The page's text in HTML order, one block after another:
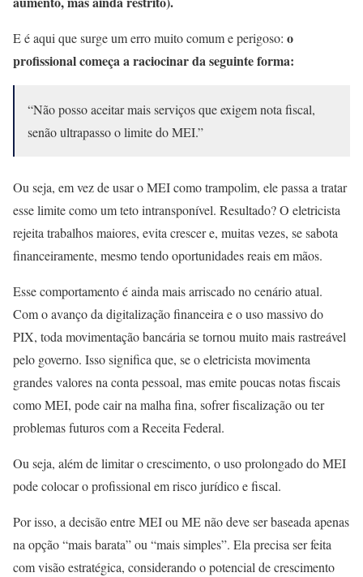
E é aqui que surge um erro muito comum e perigoso: o
profissional começa a raciocinar da seguinte forma:
“Não posso aceitar mais serviços que exigem nota fiscal,
senão ultrapasso o limite do MEI.”
Ou seja, em vez de usar o MEI como trampolim, ele passa a tratar
esse limite como um teto intransponível. Resultado? O eletricista
rejeita trabalhos maiores, evita crescer e, muitas vezes, se sabota
financeiramente, mesmo tendo oportunidades reais em mãos.
Esse comportamento é ainda mais arriscado no cenário atual.
Com o avanço da digitalização financeira e o uso massivo do
PIX, toda movimentação bancária se tornou muito mais rastreável
pelo governo. Isso significa que, se o eletricista movimenta
grandes valores na conta pessoal, mas emite poucas notas fiscais
como MEI, pode cair na malha fina, sofrer fiscalização ou ter
problemas futuros com a Receita Federal.
Ou seja, além de limitar o crescimento, o uso prolongado do MEI
pode colocar o profissional em risco jurídico e fiscal.
Por isso, a decisão entre MEI ou ME não deve ser baseada apenas
na opção “mais barata” ou “mais simples”. Ela precisa ser feita
com visão estratégica, considerando o potencial de crescimento